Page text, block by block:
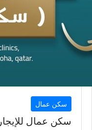
سكن عمال
سكن عمال للإيجار